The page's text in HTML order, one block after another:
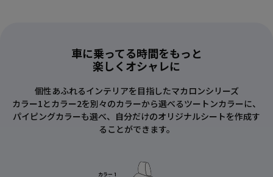
車に乗ってる時間をもっと
楽しくオシャレに
個性あふれるインテリアを目指したマカロンシリーズ
カラー1とカラー2を別々のカラーから選べるツートンカラーに、
パイピングカラーも選べ、自分だけのオリジナルシートを作成す
ることができます。